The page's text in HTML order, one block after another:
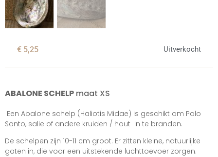
€ 5,25 Uitverkocht
ABALONE SCHELP maat XS
Een Abalone schelp (Haliotis Midae) is geschikt om Palo
Santo, salie of andere kruiden / hout in te branden.
De schelpen zijn 10-11 cm groot. Er zitten kleine, natuurlijke
gaten in, die voor een uitstekende luchttoevoer zorgen.